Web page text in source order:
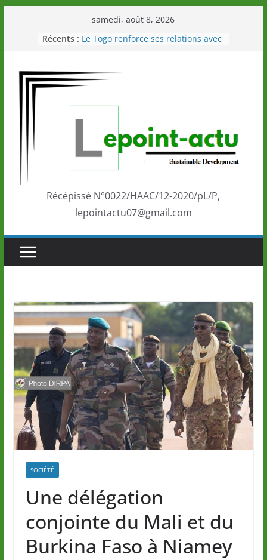
samedi, août 8, 2026
Récents : Le Togo renforce ses relations avec
Éléphants en Côte d’Ivoire
LOTO DETENTE”, un nouveau tirage
marque de confiance au Togo sur
la scène internationale au-delà des
performances de ses athlètes
Togo: Que retenir de la politique
éducation et de l’ambition de
Récépissé N°0022/HAAC/12-2020/pL/P,
lepointactu07@gmail.com
SOCIÉTÉ
Une délégation
conjointe du Mali et du
Burkina Faso à Niamey